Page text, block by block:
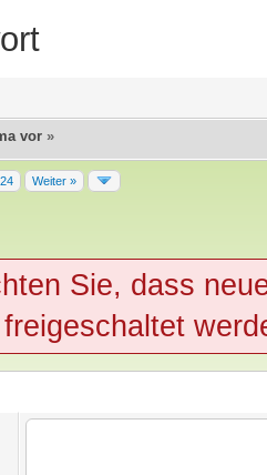
vor »
24 Weiter »
Sie, dass